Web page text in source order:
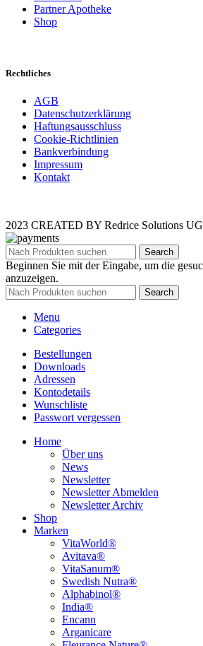
Partner Apotheke
Shop
Rechtliches
AGB
Datenschutzerklärung
Haftungsausschluss
Cookie-Richtlinien
Bankverbindung
Impressum
Kontakt
2023 CREATED BY Redrice Solutions UG
Search
Beginnen Sie mit der Eingabe, um die
anzuzeigen.
Search
Menu
Categories
Bestellungen
Downloads
Adressen
Kontodetails
Wunschliste
Passwort vergessen
Home
Über uns
News
Newsletter
Newsletter Abmelden
Newsletter Archiv
Shop
Marken
VitaWorld®
Avitava®
VitaSanum®
Swedish Nutra®
Alphabinol®
India®
Encann
Arganicare